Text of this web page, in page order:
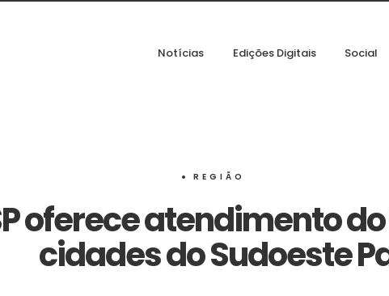
Notícias Edições Digitais Social
REGIÃO
oferece atendimento do
cidades do Sudoeste